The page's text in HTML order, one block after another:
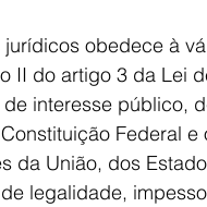
obedece à
II do artigo 3 da Lei
interesse público,
Federal
da União, dos
legalidade,